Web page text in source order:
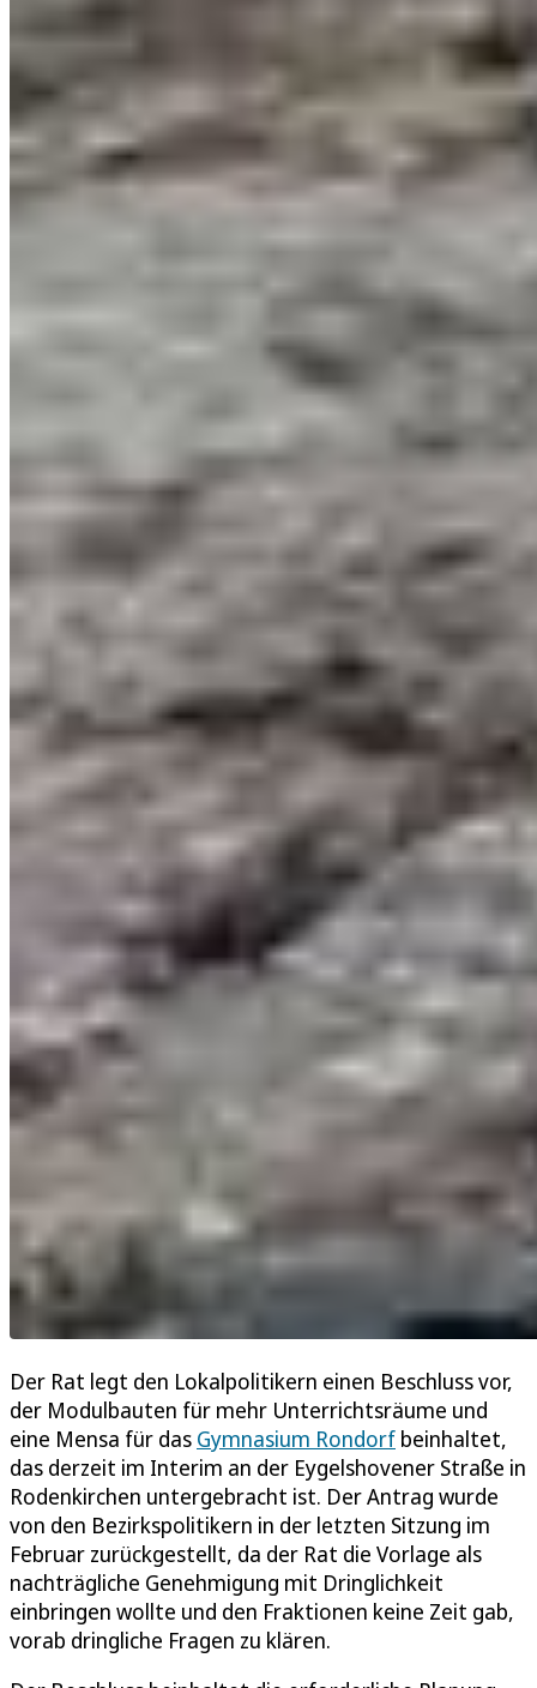
Der Rat legt den Lokalpolitikern einen Beschluss vor,
der Modulbauten für mehr Unterrichtsräume und
eine Mensa für das Gymnasium Rondorf beinhaltet,
das derzeit im Interim an der Eygelshovener Straße in
Rodenkirchen untergebracht ist. Der Antrag wurde
von den Bezirkspolitikern in der letzten Sitzung im
Februar zurückgestellt, da der Rat die Vorlage als
nachträgliche Genehmigung mit Dringlichkeit
einbringen wollte und den Fraktionen keine Zeit gab,
vorab dringliche Fragen zu klären.